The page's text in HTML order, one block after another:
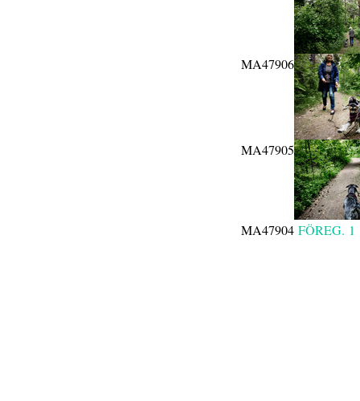
MA47906
MA47905
MA47904 FÖREG. 1